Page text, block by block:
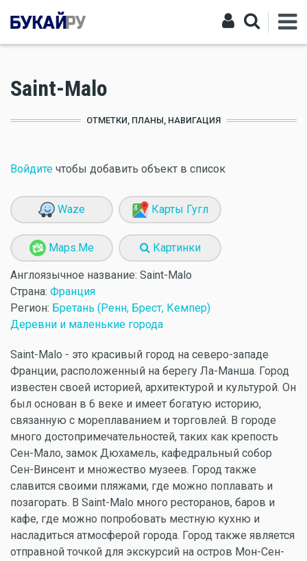
Saint-Malo
ОТМЕТКИ, ПЛАНЫ, НАВИГАЦИЯ
Войдите чтобы добавить объект в список
Waze Карты Гугл
Maps.Me Картинки
Англоязычное название: Saint-Malo
Страна: Франция
Регион: Бретань (Ренн, Брест, Кемпер)
Деревни и маленькие города
Saint-Malo - это красивый город на северо-западе
Франции, расположенный на берегу Ла-Манша. Город
известен своей историей, архитектурой и культурой. Он
был основан в 6 веке и имеет богатую историю,
связанную с мореплаванием и торговлей. В городе
много достопримечательностей, таких как крепость
Сен-Мало, замок Дюхамель, кафедральный собор
Сен-Винсент и множество музеев. Город также
славится своими пляжами, где можно поплавать и
позагорать. В Saint-Malo много ресторанов, баров и
кафе, где можно попробовать местную кухню и
насладиться атмосферой города. Город также является
отправной точкой для экскурсий на остров Мон-Сен-